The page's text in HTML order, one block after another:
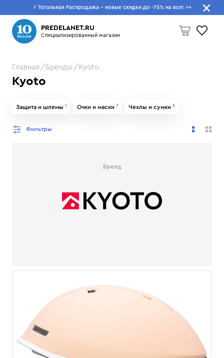
⚡ Тотальная Распродажа - новые скидки до -75% на все! >>
PREDELANET.RU
Специализированный магазин
Пусто
Что будем искать?
Главная Бренды Kyoto
Kyoto
Защита и шлемы 1 Очки и маски 7 Чехлы и сумки 5
Фильтры
Бренд